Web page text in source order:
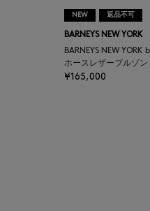
ATTO VANNUCCI
FIRENZE
AURALEE
NEW 返品不可
BARNEYS NEW YORK
BARNEYS NEW
ホースレザーブルゾン
¥165,000